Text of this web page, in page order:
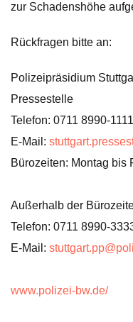
zur Schadenshöhe
Rückfragen bitte an:
Polizeipräsidium
Pressestelle
Telefon: 0711 8990-1111
E-Mail:
Bürozeiten: Montag bis
Außerhalb der
Telefon: 0711 8990-
E-Mail:
www.polizei-bw.de/